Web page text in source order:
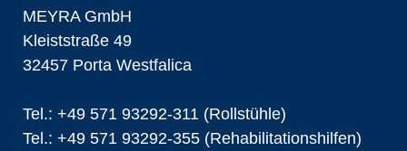
MEYRA GmbH
Kleiststraße 49
32457 Porta Westfalica
Tel.: +49 571 93292-311 (Rollstühle)
Tel.: +49 571 93292-355 (Rehabilitationshilfen)